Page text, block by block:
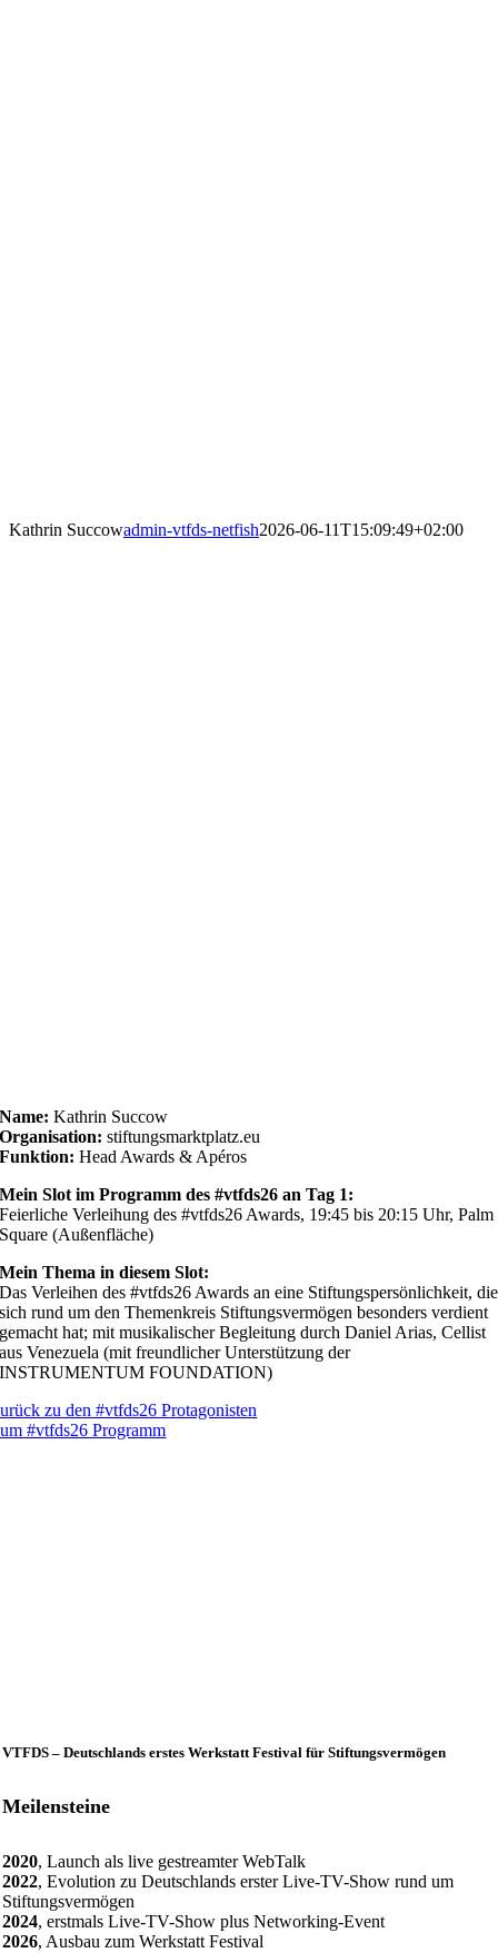
Kathrin Succowadmin-vtfds-netfish2026-06-11T15:09:49+02:00
Name: Kathrin Succow
Organisation: stiftungsmarktplatz.eu
Funktion: Head Awards & Apéros
Mein Slot im Programm des #vtfds26 an Tag 1:
Feierliche Verleihung des #vtfds26 Awards, 19:45 bis 20:15 Uhr, Palm
Square (Außenfläche)
Mein Thema in diesem Slot:
Das Verleihen des #vtfds26 Awards an eine Stiftungspersönlichkeit, die
sich rund um den Themenkreis Stiftungsvermögen besonders verdient
gemacht hat; mit musikalischer Begleitung durch Daniel Arias, Cellist
aus Venezuela (mit freundlicher Unterstützung der
INSTRUMENTUM FOUNDATION)
zu den #vtfds26 Protagonisten
#vtfds26 Programm
VTFDS – Deutschlands erstes Werkstatt Festival für Stiftungsvermögen
Meilensteine
2020, Launch als live gestreamter WebTalk
2022, Evolution zu Deutschlands erster Live-TV-Show rund um
Stiftungsvermögen
2024, erstmals Live-TV-Show plus Networking-Event
2026, Ausbau zum Werkstatt Festival